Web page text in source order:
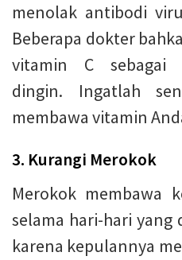
menolak antibodi
Beberapa dokter
vitamin C sebagai
dingin. Ingatlah
membawa vitamin
3. Kurangi Merokok
Merokok membawa
selama hari-hari
karena kepulannya